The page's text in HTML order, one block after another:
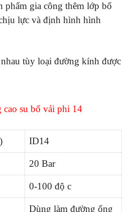
phẩm gia công thêm lớp bố
lực và định hình hình
tùy loại đường kính được
cao su bố vải phi 14
ID14
20 Bar
0-100 độ c
Dùng làm đường ống